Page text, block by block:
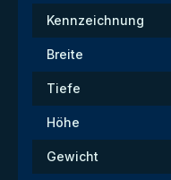
Kennzeichnung
Breite
Tiefe
Höhe
Gewicht